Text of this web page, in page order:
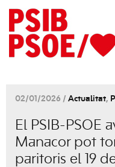
02/01/2026 / Actualitat,
El PSIB-PSOE
Manacor pot
paritoris el 19